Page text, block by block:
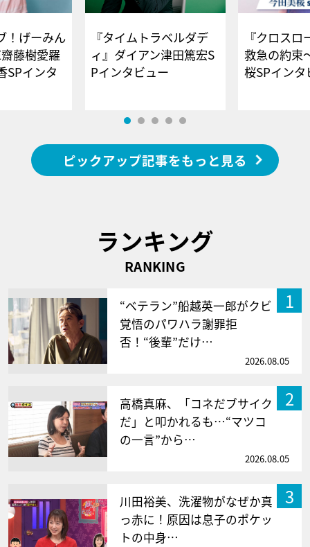
！げーみん
藤樹愛羅
SPインタ
『タイムトラベルダデ
ィ』ダイアン津田篤宏S
Pインタビュー
『クロス
救急の約束
桜SPイ
ピックアップ記事をもっと見る
ランキング
RANKING
1
“ベテラン”船越英一郎がクビ
覚悟のパワハラ謝罪拒
否！“後輩”だけ…
2026.08.05
2
高橋真麻、「コネだブサイク
だ」と叩かれるも…“マツコ
の一言”から…
2026.08.05
3
川田裕美、洗濯物がなぜか真
っ赤に！原因は息子のポケッ
トの中身…